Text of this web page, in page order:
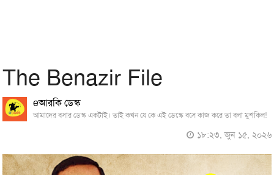
The Benazir File
eআরকি ডেস্ক
আমাদের বসার ডেস্ক একটাই। তাই কখন যে কে এই ডেস্কে বসে কাজ করে তা বলা মুশকিল!
১৮:২৩, জুন ১৫, ২০২৬